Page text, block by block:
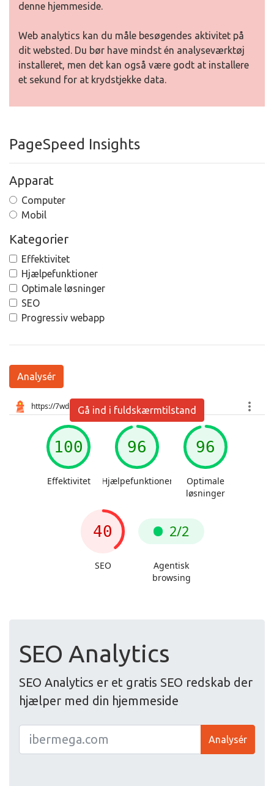
denne hjemmeside.
Web analytics kan du måle besøgendes aktivitet på
dit websted. Du bør have mindst én analyseværktøj
installeret, men det kan også være godt at installere
et sekund for at krydstjekke data.
PageSpeed Insights
Apparat
Computer
Mobil
Kategorier
Effektivitet
Hjælpefunktioner
Optimale løsninger
SEO
Progressiv webapp
Analysér
Gå ind i fuldskærmtilstand
SEO Analytics
SEO Analytics er et gratis SEO redskab der
hjælper med din hjemmeside
Analysér